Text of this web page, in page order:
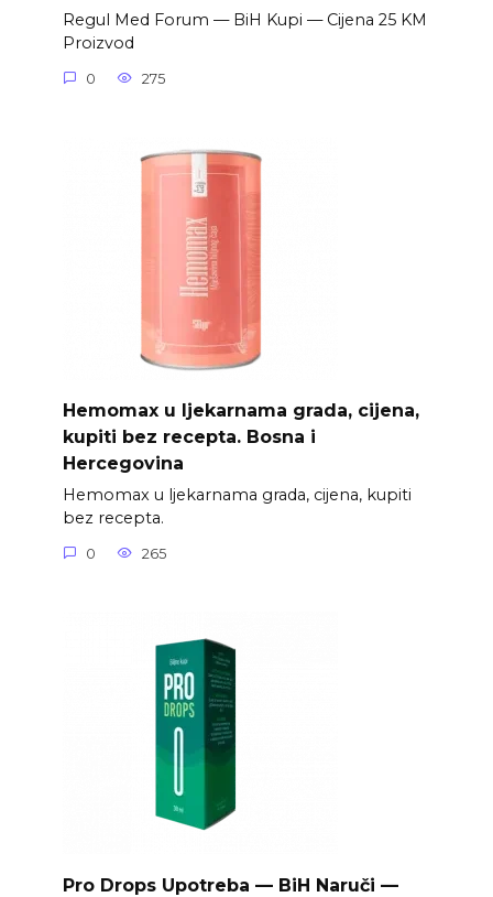
Regul Med Forum — BiH Kupi — Cijena 25 KM
Proizvod
0 275
Hemomax u ljekarnama grada, cijena,
kupiti bez recepta. Bosna i
Hercegovina
Hemomax u ljekarnama grada, cijena, kupiti
bez recepta.
0 265
Pro Drops Upotreba — BiH Naruči —